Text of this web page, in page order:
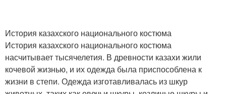
История казахского национального костюма
История казахского национального костюма
насчитывает тысячелетия. В древности казахи жили
кочевой жизнью, и их одежда была приспособлена к
жизни в степи. Одежда изготавливалась из шкур